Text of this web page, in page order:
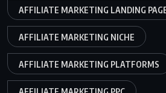
AFFILIATE MARKETING LANDING
AFFILIATE MARKETING NICHE
AFFILIATE MARKETING PLATFORMS